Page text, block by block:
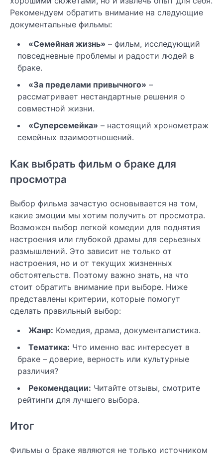
Рекомендуем обратить внимание на следующие
документальные фильмы:
«Семейная жизнь» – фильм, исследующий
повседневные проблемы и радости людей в
браке.
«За пределами привычного» –
рассматривает нестандартные решения о
совместной жизни.
«Суперсемейка» – настоящий хронометраж
семейных взаимоотношений.
Как выбрать фильм о браке для
просмотра
Выбор фильма зачастую основывается на том,
какие эмоции мы хотим получить от просмотра.
Возможен выбор легкой комедии для поднятия
настроения или глубокой драмы для серьезных
размышлений. Это зависит не только от
настроения, но и от текущих жизненных
обстоятельств. Поэтому важно знать, на что
стоит обратить внимание при выборе. Ниже
представлены критерии, которые помогут
сделать правильный выбор:
Жанр: Комедия, драма, документалистика.
Тематика: Что именно вас интересует в
браке – доверие, верность или культурные
различия?
Рекомендации: Читайте отзывы, смотрите
рейтинги для лучшего выбора.
Итог
Фильмы о браке являются не только источником